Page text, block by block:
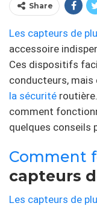
Share
Les capteurs de
accessoire
Ces dispositifs
conducteurs,
la sécurité
comment
quelques conseils
Comment
capteurs
Les capteurs de